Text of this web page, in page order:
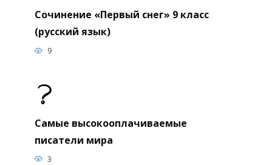
Сочинение «Первый снег» 9 класс
(русский язык)
9
Самые высокооплачиваемые
писатели мира
3